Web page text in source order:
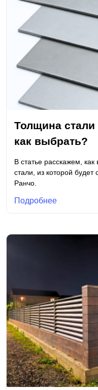
Толщина
как выбрать?
В статье расскажем,
стали, из которой
Ранчо.
Подробнее